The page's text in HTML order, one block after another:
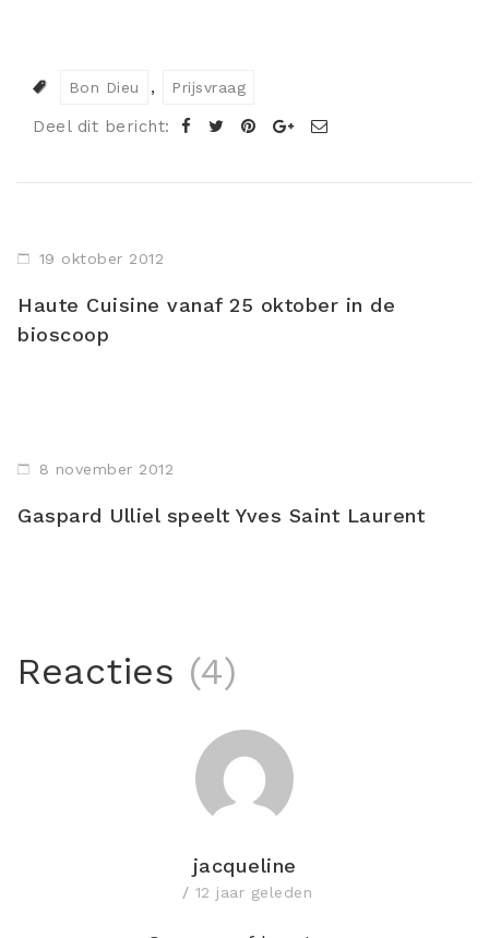
Bon Dieu Prijsvraag
Deel dit bericht:
19 oktober 2012
Haute Cuisine vanaf 25 oktober in de
bioscoop
8 november 2012
Gaspard Ulliel speelt Yves Saint Laurent
Reacties (4)
jacqueline
12 jaar geleden